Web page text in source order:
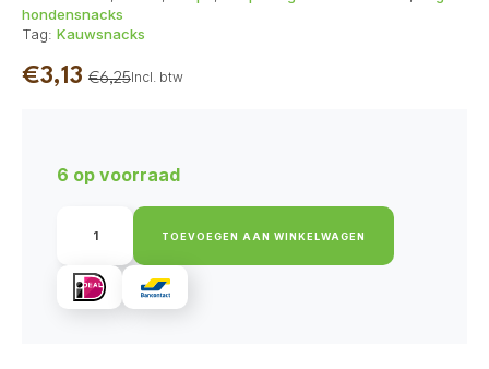
hondensnacks
Tag: Kauwsnacks
€6,25
Oorspronkelijke
€6,25.
€3,13
Huidige
€3,13.
Incl. btw
6 op voorraad
Dental
-
Strawberry
TOEVOEGEN AAN WINKELWAGEN